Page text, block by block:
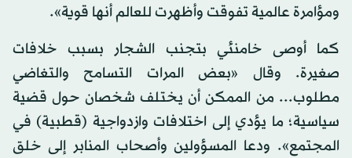
ومؤامرة عالمية تفوقت وأظهرت للعالم أنها قوية».
كما أوصى خامنئي بتجنب الشجار بسبب خلافات
صغيرة. وقال «بعض المرات التسامح والتغاضي
مطلوب... من الممكن أن يختلف شخصان حول قضية
سياسية؛ ما يؤدي إلى اختلافات وازدواجية (قطبية) في
المجتمع». ودعا المسؤولين وأصحاب المنابر إلى خلق